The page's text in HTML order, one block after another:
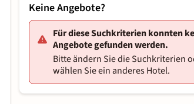
Keine Angebote?
Für diese Suchkriterien konnten
Angebote gefunden werden.
Bitte ändern Sie die Suchkriterien
wählen Sie ein anderes Hotel.